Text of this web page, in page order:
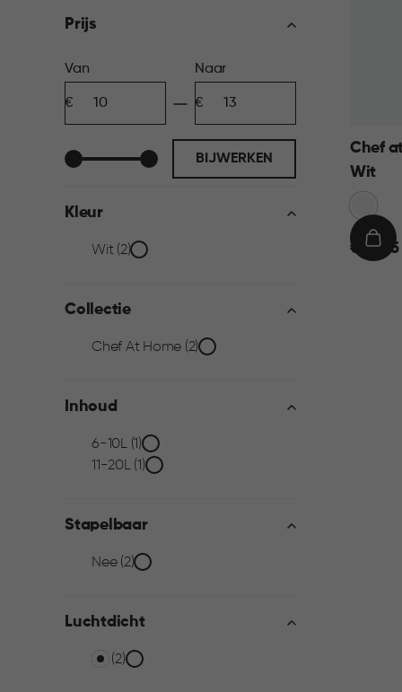
filter
Prijs
Prijs
filter
Van
Naar
BIJWERKEN
Kleur
Kleur
filter
Wit (2)
Collectie
Collectie
filter
Chef At Home (2)
Inhoud
Inhoud
6-10L (1)
11-20L (1)
Stapelbaar
Stapelbaar
filter
Nee (2)
Luchtdicht
Luchtdicht
Ja (2)
Chef
Wit
Wit
€€ 10,95
IN